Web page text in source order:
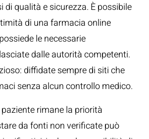
di qualità e sicurezza. È possibile
di una farmacia online
le necessarie
dalle autorità competenti.
diffidate sempre di siti che
senza alcun controllo medico.
rimane la priorità
da fonti non verificate può